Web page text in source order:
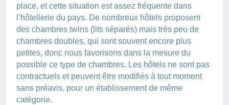
place, et cette situation est assez fréquente dans
l’hôtellerie du pays. De nombreux hôtels proposent
des chambres twins (lits séparés) mais très peu de
chambres doubles, qui sont souvent encore plus
petites, donc nous favorisons dans la mesure du
possible ce type de chambres. Les hôtels ne sont pas
contractuels et peuvent être modifiés à tout moment
sans préavis, pour un établissement de même
catégorie.